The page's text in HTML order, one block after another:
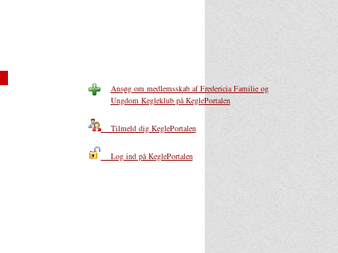
Ansøg om medlemsskab af Fredericia Familie og
Ungdom Kegleklub på KeglePortalen
Tilmeld dig KeglePortalen
Log ind på KeglePortalen